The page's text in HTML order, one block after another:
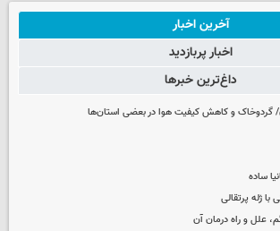
آخرین اخبار
اخبار پربازدید
داغ‌ترین خبرها
گردوخاک و کاهش کیفیت هوا در بعضی استان‌ها
ساده
ژله پرتقالی
علل و راه درمان آن